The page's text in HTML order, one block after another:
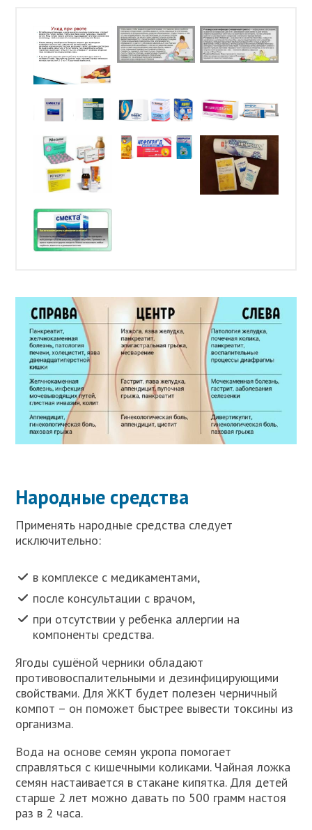
Народные средства
Применять народные средства следует
исключительно:
в комплексе с медикаментами,
после консультации с врачом,
при отсутствии у ребенка аллергии на
компоненты средства.
Ягоды сушёной черники обладают
противовоспалительными и дезинфицирующими
свойствами. Для ЖКТ будет полезен черничный
компот – он поможет быстрее вывести токсины из
организма.
Вода на основе семян укропа помогает
справляться с кишечными коликами. Чайная ложка
семян настаивается в стакане кипятка. Для детей
старше 2 лет можно давать по 500 грамм настоя
раз в 2 часа.